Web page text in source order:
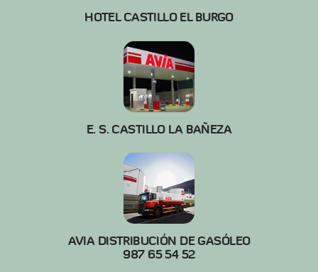
HOTEL CASTILLO EL BURGO
E. S. CASTILLO LA BAÑEZA
AVIA DISTRIBUCIÓN DE GASÓLEO
987 65 54 52